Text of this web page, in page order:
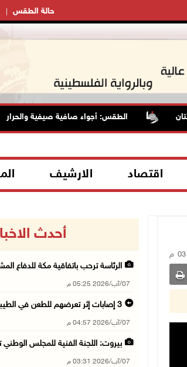
حالة الطقس
الطقس: أجواء صافية صيفية والحرارة حول
اقتصاد الارشيف
أحدث
الرئاسة ترحب باتفاقية مكة للدفاع
07/آب/2026 05:25 م
3 إصابات إثر تعرضهم للطعن في الطيبة داخل أراض ...
07/آب/2026 04:57 م
بيروت: اللجنة الفنية للمجلس الوطني
07/آب/2026 03:31 م